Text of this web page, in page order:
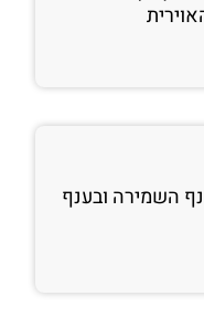
השמירה ובענף